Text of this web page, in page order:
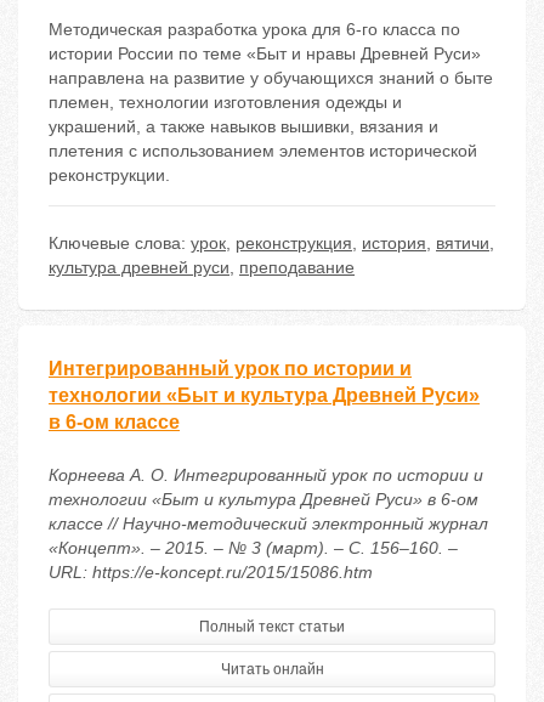
Методическая разработка урока для 6-го класса по
истории России по теме «Быт и нравы Древней Руси»
направлена на развитие у обучающихся знаний о быте
племен, технологии изготовления одежды и
украшений, а также навыков вышивки, вязания и
плетения с использованием элементов исторической
реконструкции.
Ключевые слова: урок, реконструкция, история, вятичи,
культура древней руси, преподавание
Интегрированный урок по истории и
технологии «Быт и культура Древней Руси»
в 6-ом классе
Корнеева А. О. Интегрированный урок по истории и
технологии «Быт и культура Древней Руси» в 6-ом
классе // Научно-методический электронный журнал
«Концепт». – 2015. – № 3 (март). – С. 156–160. –
URL: https://e-koncept.ru/2015/15086.htm
Полный текст статьи
Читать онлайн